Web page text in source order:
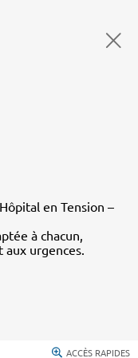
en Tension –
à chacun,
urgences.
ACCÈS RAPIDES